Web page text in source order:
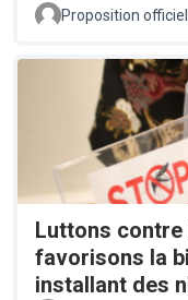
Proposition
Luttons
favorisons la
installant des